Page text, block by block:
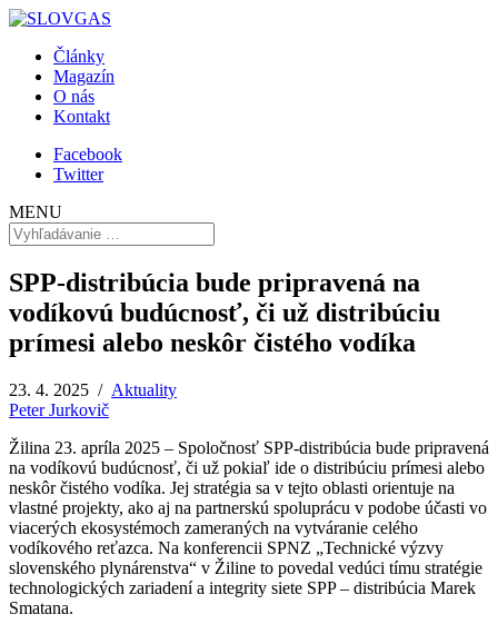
Články
Magazín
O nás
Kontakt
Facebook
Twitter
MENU
SPP-distribúcia bude pripravená na
vodíkovú budúcnosť, či už distribúciu
prímesi alebo neskôr čistého vodíka
23. 4. 2025 / Aktuality
Peter Jurkovič
Žilina 23. apríla 2025 – Spoločnosť SPP-distribúcia bude pripravená
na vodíkovú budúcnosť, či už pokiaľ ide o distribúciu prímesi alebo
neskôr čistého vodíka. Jej stratégia sa v tejto oblasti orientuje na
vlastné projekty, ako aj na partnerskú spoluprácu v podobe účasti vo
viacerých ekosystémoch zameraných na vytváranie celého
vodíkového reťazca. Na konferencii SPNZ „Technické výzvy
slovenského plynárenstva“ v Žiline to povedal vedúci tímu stratégie
technologických zariadení a integrity siete SPP – distribúcia Marek
Smatana.